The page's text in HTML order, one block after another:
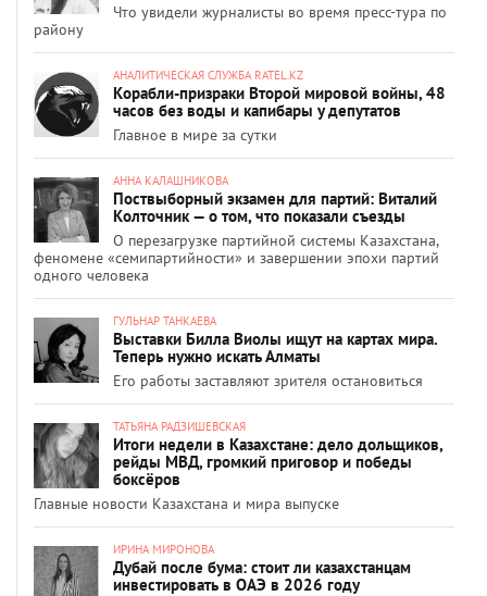
Что увидели журналисты во время пресс-тура по
району
АНАЛИТИЧЕСКАЯ СЛУЖБА RATEL.KZ
Корабли-призраки Второй мировой войны, 48
часов без воды и капибары у депутатов
Главное в мире за сутки
АННА КАЛАШНИКОВА
Поствыборный экзамен для партий: Виталий
Колточник — о том, что показали съезды
О перезагрузке партийной системы Казахстана,
феномене «семипартийности» и завершении эпохи партий
одного человека
ГУЛЬНАР ТАНКАЕВА
Выставки Билла Виолы ищут на картах мира.
Теперь нужно искать Алматы
Его работы заставляют зрителя остановиться
ТАТЬЯНА РАДЗИШЕВСКАЯ
Итоги недели в Казахстане: дело дольщиков,
рейды МВД, громкий приговор и победы
боксёров
Главные новости Казахстана и мира выпуске
ИРИНА МИРОНОВА
Дубай после бума: стоит ли казахстанцам
инвестировать в ОАЭ в 2026 году